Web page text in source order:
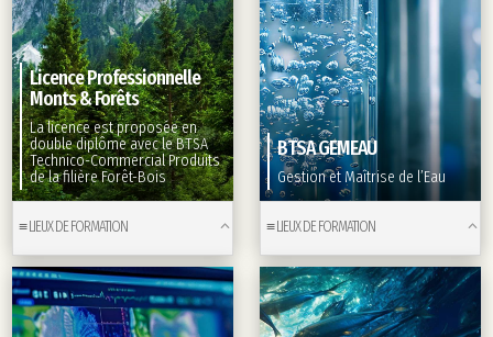
Licence Professionnelle
Monts & Forêts
La licence est proposée en
double diplôme avec le BTSA
Technico-Commercial Produits
de la filière Forêt-Bois
≡ LIEUX DE FORMATION
BTSA GEMEAU
Gestion et Maîtrise de l’Eau
≡ LIEUX DE FORMATION